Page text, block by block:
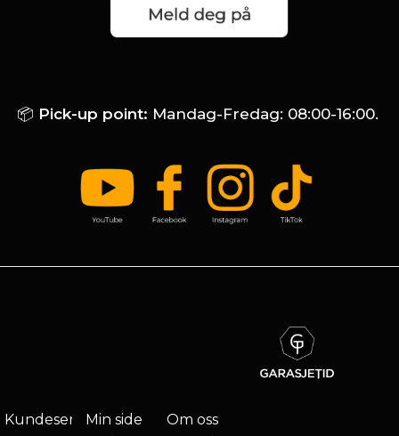
📦 Pick-up point: Mandag-Fredag: 08:00-16:00.
KundeserviceMin side
Om oss